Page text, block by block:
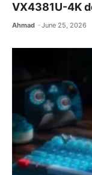
VX4381U-4K
Ahmad June 25, 2026